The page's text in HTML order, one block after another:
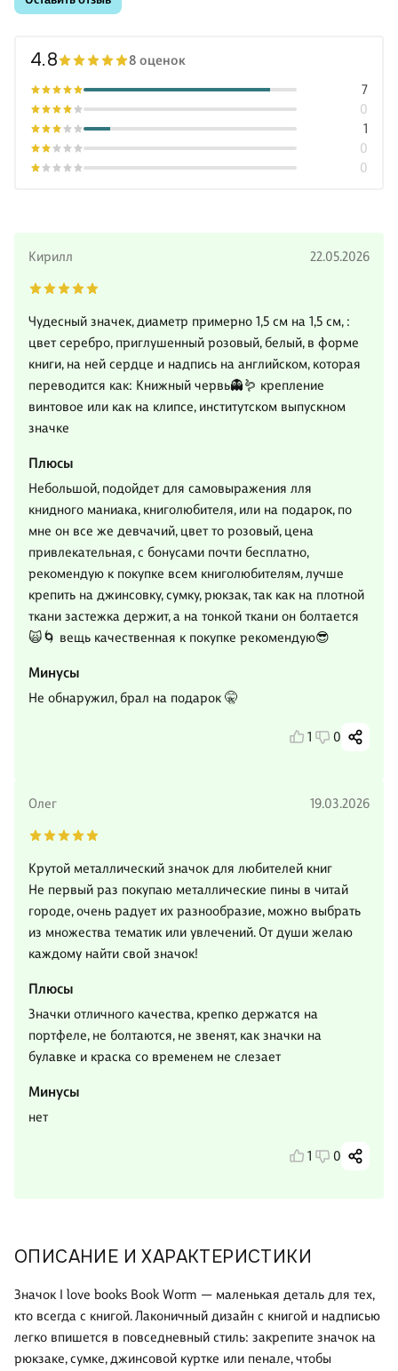
ОПИСАНИЕ И ХАРАКТЕРИСТИКИ
Значок I love books Book Worm — маленькая деталь для тех,
кто всегда с книгой. Лаконичный дизайн с книгой и надписью
легко впишется в повседневный стиль: закрепите значок на
рюкзаке, сумке, джинсовой куртке или пенале, чтобы
4.8 8 оценок
0
0
1
0
7
Кирилл 22.05.2026
Чудесный значек, диаметр примерно 1,5 см на 1,5 см, :
цвет серебро, приглушенный розовый, белый, в форме
книги, на ней сердце и надпись на английском, которая
переводится как: Книжный червь👻🪱 крепление
винтовое или как на клипсе, институтском выпускном
значке
Плюсы
Небольшой, подойдет для самовыражения лля
книдного маниака, книголюбителя, или на подарок, по
мне он все же девчачий, цвет то розовый, цена
привлекательная, с бонусами почти бесплатно,
рекомендую к покупке всем книголюбителям, лучше
крепить на джинсовку, сумку, рюкзак, так как на плотной
ткани застежка держит, а на тонкой ткани он болтается
🙀🌀 вещь качественная к покупке рекомендую😎
Минусы
Не обнаружил, брал на подарок 🤫
1 0
Олег 19.03.2026
Крутой металлический значок для любителей книг
Не первый раз покупаю металлические пины в читай
городе, очень радует их разнообразие, можно выбрать
из множества тематик или увлечений. От души желаю
каждому найти свой значок!
Плюсы
Значки отличного качества, крепко держатся на
портфеле, не болтаются, не звенят, как значки на
булавке и краска со временем не слезает
Минусы
нет
1 0